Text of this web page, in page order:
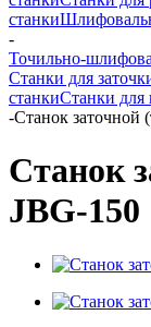
станки
-
Точильно-
Станки для
станкиСтанки для
-Станок заточной
Станок
JBG-150